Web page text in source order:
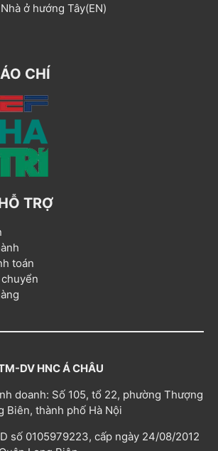
Nhà ở hướng Tây(EN)
CHÍ
TRỢ
toán
DV HNC Á CHÂU
doanh: Số 105, tổ 22, phường Thượng
Biên, thành phố Hà Nội
số 0105979223, cấp ngày 24/08/2012